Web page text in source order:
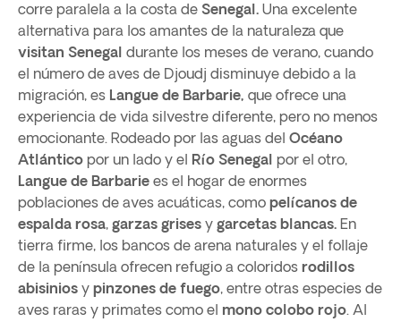
corre paralela a la costa de Senegal. Una excelente
alternativa para los amantes de la naturaleza que
visitan Senegal durante los meses de verano, cuando
el número de aves de Djoudj disminuye debido a la
migración, es Langue de Barbarie, que ofrece una
experiencia de vida silvestre diferente, pero no menos
emocionante. Rodeado por las aguas del Océano
Atlántico por un lado y el Río Senegal por el otro,
Langue de Barbarie es el hogar de enormes
poblaciones de aves acuáticas, como pelícanos de
espalda rosa, garzas grises y garcetas blancas. En
tierra firme, los bancos de arena naturales y el follaje
de la península ofrecen refugio a coloridos rodillos
abisinios y pinzones de fuego, entre otras especies de
aves raras y primates como el mono colobo rojo. Al